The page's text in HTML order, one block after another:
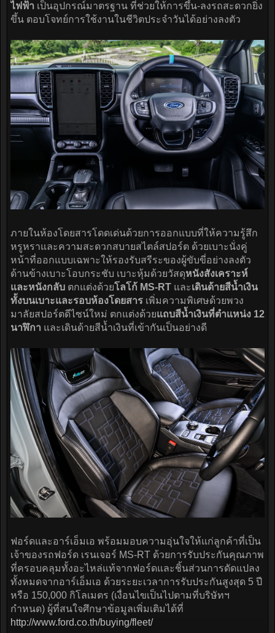
ไฟฟ้า เป็นอุปกรณ์มาตรฐาน ที่ช่วยให้การขึ้น-ลงรถสะดวกยิ่ง
ขึ้น ตอบโจทย์การใช้งานในชีวิตประจำวันได้อย่างลงตัว
ภายในห้องโดยสารโดดเด่นด้วยการออกแบบที่ให้ความรู้สึก
หรูหราและความสะดวกสบายสไตล์สปอร์ต ด้วยเบาะนั่งคู่
หน้าที่ออกแบบเฉพาะให้รองรับสรีระของผู้ขับขี่อย่างลงตัว
ด้านข้างเบาะโอบกระชับ เบาะหุ้มด้วยวัสดุหนังสังเคราะห์
และหนังกลับ ตกแต่งด้วยโลโก้ MS-RT และเดินด้ายสีน้ำเงิน
ทั้งบนเบาะและรอบห้องโดยสาร เพิ่มความพิเศษด้วยพวง
มาลัยสปอร์ตดีไซน์ใหม่ ตกแต่งด้วยแถบสีน้ำเงินที่ตำแหน่ง 12
นาฬิกา และเดินด้ายสีน้ำเงินที่เข้ากันเป็นอย่างดี
ฟอร์ดและอาร์เอ็มเอ พร้อมมอบความอุ่นใจให้แก่ลูกค้าที่เป็น
เจ้าของรถฟอร์ด เรนเจอร์ MS-RT ด้วยการรับประกันคุณภาพ
ที่ครอบคลุมทั้งอะไหล่แท้จากฟอร์ดและชิ้นส่วนการดัดแปลง
ทั้งหมดจากอาร์เอ็มเอ ด้วยระยะเวลาการรับประกันสูงสุด 5 ปี
หรือ 150,000 กิโลเมตร (เงื่อนไขเป็นไปตามที่บริษัทฯ
กำหนด) ผู้ที่สนใจศึกษาข้อมูลเพิ่มเติมได้ที่
http://www.ford.co.th/buying/fleet/